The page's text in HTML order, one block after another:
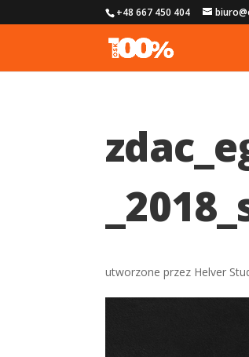
+48 667 450 404
utworzone przez Helver